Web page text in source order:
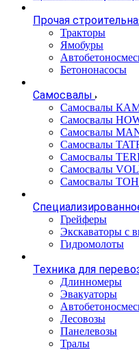
Прочая
Тракторы
Ямобуры
Бетононасосы
Самосвалы
Самосвалы
Самосвалы
Самосвалы
Самосвалы
Самосвалы
Самосвалы
Самосвалы
Грейферы
Экскаваторы с
Гидромолоты
Техника для
Длинномеры
Эвакуаторы
Лесовозы
Панелевозы
Тралы